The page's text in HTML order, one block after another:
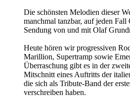
Die schönsten Melodien dieser
manchmal tanzbar, auf jeden Fall
Sendung von und mit Olaf
Heute hören wir progressiven
Marillion, Supertramp sowie
Überraschung gibt es in der
Mitschnitt eines Auftritts der
die sich als Tribute-Band der
verschreiben haben.